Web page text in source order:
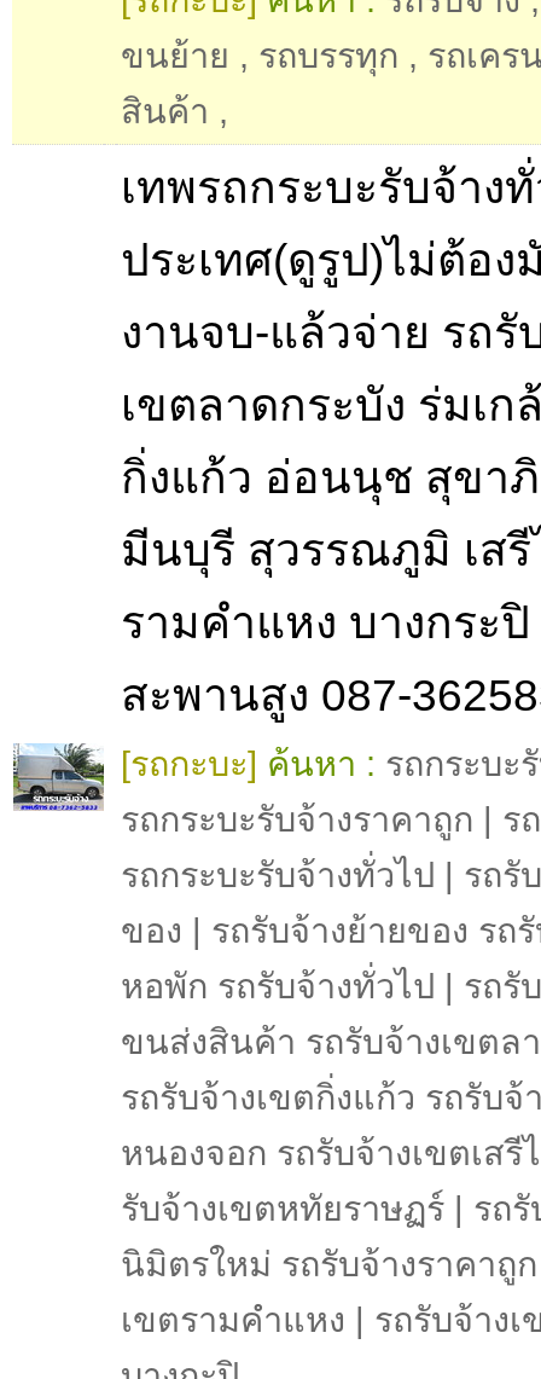
ขนย้าย , รถบรรทุก , รถเคร
สินค้า ,
เทพรถกระบะรับจ้าง
ประเทศ(ดูรูป)ไม่ต้อง
งานจบ-แล้วจ่าย รถรั
เขตลาดกระบัง ร่มเก
กิ่งแก้ว อ่อนนุช สุขา
มีนบุรี สุวรรณภูมิ เสรี
รามคำแหง บางกระปิ
สะพานสูง 087-
[รถกะบะ] ค้นหา : รถกระบะ
รถกระบะรับจ้างราคาถูก | ร
รถกระบะรับจ้างทั่วไป | รถรั
ของ | รถรับจ้างย้ายของ รถ
หอพัก รถรับจ้างทั่วไป | รถรั
ขนส่งสินค้า รถรับจ้างเขตล
รถรับจ้างเขตกิ่งแก้ว รถรับจ้
หนองจอก รถรับจ้างเขตเสรี
รับจ้างเขตหทัยราษฏร์ | รถรั
นิมิตรใหม่ รถรับจ้างราคาถู
เขตรามคำแหง | รถรับจ้างเ